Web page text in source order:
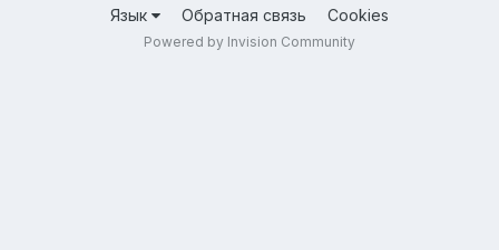
Язык Обратная связь Cookies
Powered by Invision Community